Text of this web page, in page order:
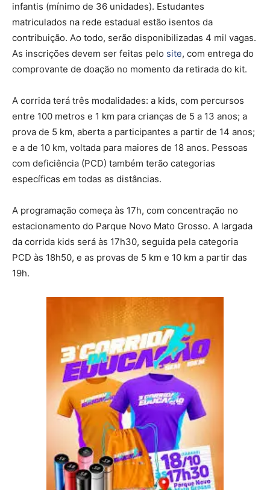
infantis (mínimo de 36 unidades). Estudantes
matriculados na rede estadual estão isentos da
contribuição. Ao todo, serão disponibilizadas 4 mil vagas.
As inscrições devem ser feitas pelo site, com entrega do
comprovante de doação no momento da retirada do kit.
A corrida terá três modalidades: a kids, com percursos
entre 100 metros e 1 km para crianças de 5 a 13 anos; a
prova de 5 km, aberta a participantes a partir de 14 anos;
e a de 10 km, voltada para maiores de 18 anos. Pessoas
com deficiência (PCD) também terão categorias
específicas em todas as distâncias.
A programação começa às 17h, com concentração no
estacionamento do Parque Novo Mato Grosso. A largada
da corrida kids será às 17h30, seguida pela categoria
PCD às 18h50, e as provas de 5 km e 10 km a partir das
19h.